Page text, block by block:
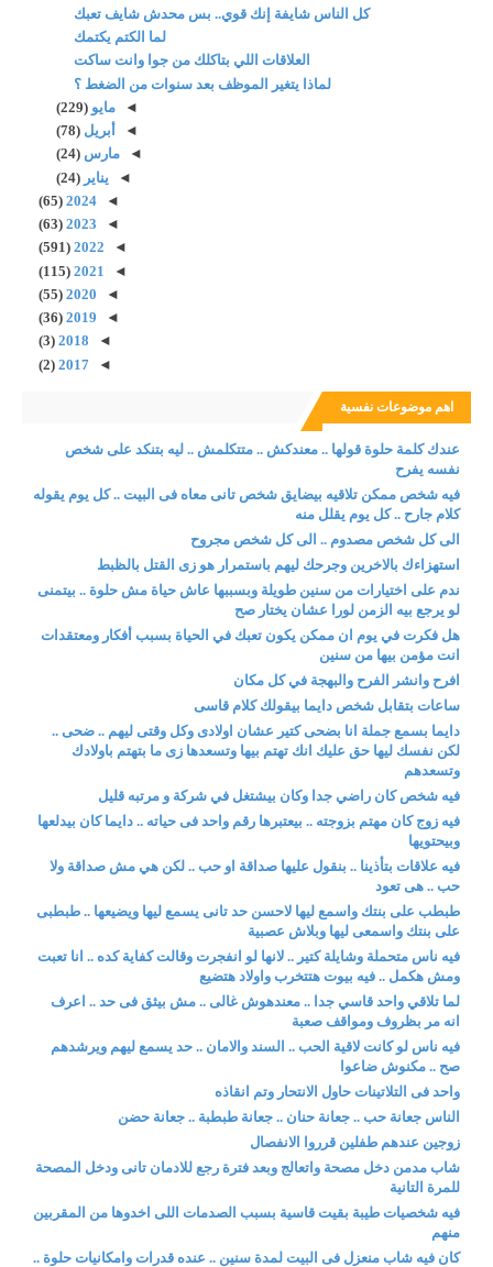
كل الناس شايفة إنك قوي.. بس محدش شايف تعبك
لما الكتم يكتمك
العلاقات اللي بتاكلك من جوا وانت ساكت
لماذا يتغير الموظف بعد سنوات من الضغط ؟
◄مايو(229)
◄
أبريل(78)
◄مارس(24)
◄ يناير(24)
◄
2024
(65)
◄
2023
(63)
◄
2022
(591)
◄
2021
(115)
◄
2020
(55)
◄
2019
(36)
◄
2018
(3)
◄
2017
(2)
اهم موضوعات نفسية
عندك كلمة حلوة قولها .. معندكش .. متتكلمش .. ليه بتنكد على شخص
نفسه يفرح
فيه شخص ممكن تلاقيه بيضايق شخص تانى معاه فى البيت .. كل يوم يقوله
كلام جارح .. كل يوم يقلل منه
الى كل شخص مصدوم .. الى كل شخص مجروح
استهزاءك بالاخرين وجرحك ليهم باستمرار هو زى القتل بالظبط
ندم على اختيارات من سنين طويلة وبسببها عاش حياة مش حلوة .. بيتمنى
لو يرجع بيه الزمن لورا عشان يختار صح
هل فكرت في يوم ان ممكن يكون تعبك في الحياة بسبب أفكار ومعتقدات
انت مؤمن بيها من سنين
افرح وانشر الفرح والبهجة في كل مكان
ساعات بتقابل شخص دايما بيقولك كلام قاسى
دايما بسمع جملة انا بضحى كتير عشان اولادى وكل وقتى ليهم .. ضحى ..
لكن نفسك ليها حق عليك انك تهتم بيها وتسعدها زى ما بتهتم باولادك
وتسعدهم
فيه شخص كان راضي جدا وكان بيشتغل في شركة و مرتبه قليل
فيه زوج كان مهتم بزوجته .. بيعتبرها رقم واحد فى حياته .. دايما كان بيدلعها
وبيحتويها
فيه علاقات بتأذينا .. بنقول عليها صداقة او حب .. لكن هي مش صداقة ولا
حب .. هى تعود
طبطب على بنتك واسمع ليها لاحسن حد تانى يسمع ليها ويضيعها .. طبطبى
على بنتك واسمعى ليها وبلاش عصبية
فيه ناس متحملة وشايلة كتير .. لانها لو انفجرت وقالت كفاية كده .. انا تعبت
ومش هكمل .. فيه بيوت هتتخرب واولاد هتضيع
لما تلاقي واحد قاسي جدا .. معندهوش غالى .. مش بيثق فى حد .. اعرف
انه مر بظروف ومواقف صعبة
فيه ناس لو كانت لاقية الحب .. السند والامان .. حد يسمع ليهم ويرشدهم
صح .. مكنوش ضاعوا
واحد فى التلاتينات حاول الانتحار وتم انقاذه
الناس جعانة حب .. جعانة حنان .. جعانة طبطبة .. جعانة حضن
زوجين عندهم طفلين قرروا الانفصال
شاب مدمن دخل مصحة واتعالج وبعد فترة رجع للادمان تانى ودخل المصحة
للمرة التانية
فيه شخصيات طيبة بقيت قاسية بسبب الصدمات اللى اخدوها من المقربين
منهم
كان فيه شاب منعزل فى البيت لمدة سنين .. عنده قدرات وامكانيات حلوة ..